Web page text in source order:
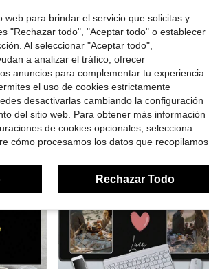
resistente al calor y al agua, regalo conmemorativo de cumpleaños Local -57% 1/2/4/6 piezas Manteles individuales personalizables con nombre, patrón de escena de ciudad de coches de dibujos animados, decoración de ambiente lavable, cubierta de aparador, mantel de mesa de estilo granja, manteles individuales para filetes, adecuados para reuniones familiares, cocina de restaurante, mesa de café, gabinete de entrada
$4.30
para brindar el servicio que solicitas y
"Rechazar todo", "Aceptar todo" o establecer
Al seleccionar "Aceptar todo",
a analizar el tráfico, ofrecer
anuncios para complementar tu experiencia
el uso de cookies estrictamente
desactivarlas cambiando la configuración
del sitio web. Para obtener más información
de cookies opcionales, selecciona
cómo procesamos los datos que recopilamos,
Rechazar Todo